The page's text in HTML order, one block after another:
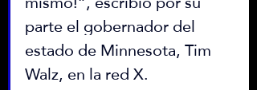
parte el gobernador del
estado de Minnesota, Tim
Walz, en la red X.